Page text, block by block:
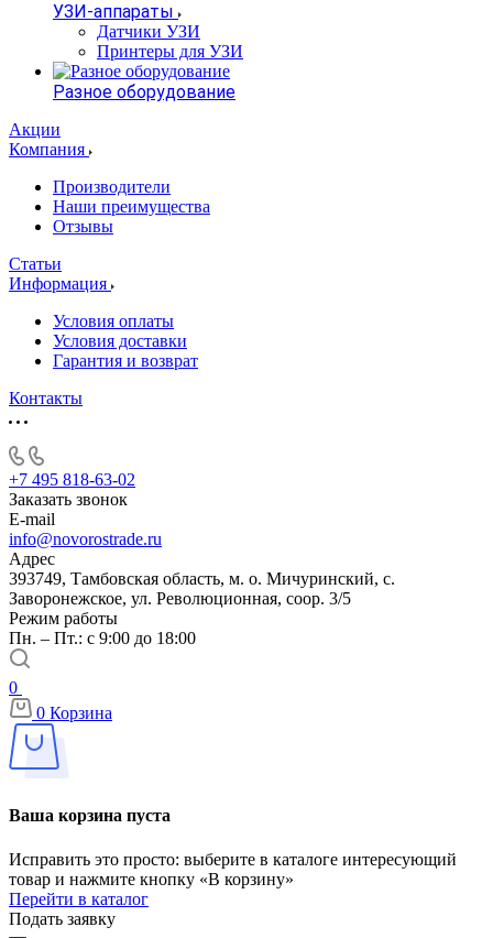
УЗИ-аппараты
Датчики УЗИ
Принтеры для УЗИ
Разное оборудование
Акции
Компания
Производители
Наши преимущества
Отзывы
Статьи
Информация
Условия оплаты
Условия доставки
Гарантия и возврат
Контакты
+7 495 818-63-02
Заказать звонок
E-mail
info@novorostrade.ru
Адрес
393749, Тамбовская область, м. о. Мичуринский, с.
Заворонежское, ул. Революционная, соор. 3/5
Режим работы
Пн. – Пт.: с 9:00 до 18:00
0
0 Корзина
Ваша корзина пуста
Исправить это просто: выберите в каталоге интересующий
товар и нажмите кнопку «В корзину»
Перейти в каталог
Подать заявку